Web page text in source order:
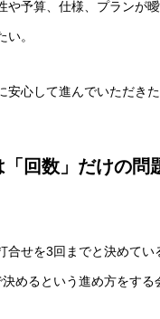
や予算、仕様、プランが
。
安心して進んでいただきた
回数」だけの問
合せを3回までと決めてい
めるという進め方をする